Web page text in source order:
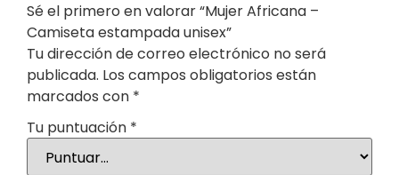
Sé el primero en valorar “Mujer Africana –
Camiseta estampada unisex”
Tu dirección de correo electrónico no será
publicada. Los campos obligatorios están
marcados con *
Tu puntuación *